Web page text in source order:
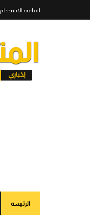
اتفاقية الاستخدام
الرئيسة